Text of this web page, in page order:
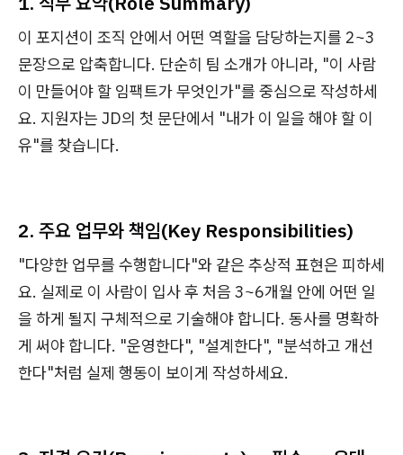
이 포지션이 조직 안에서 어떤 역할을 담당하는지를 2~3
문장으로 압축합니다. 단순히 팀 소개가 아니라, "이 사람
이 만들어야 할 임팩트가 무엇인가"를 중심으로 작성하세
요. 지원자는 JD의 첫 문단에서 "내가 이 일을 해야 할 이
유"를 찾습니다.
2. 주요 업무와 책임(Key Responsibilities)
"다양한 업무를 수행합니다"와 같은 추상적 표현은 피하세
요. 실제로 이 사람이 입사 후 처음 3~6개월 안에 어떤 일
을 하게 될지 구체적으로 기술해야 합니다. 동사를 명확하
게 써야 합니다. "운영한다", "설계한다", "분석하고 개선
한다"처럼 실제 행동이 보이게 작성하세요.